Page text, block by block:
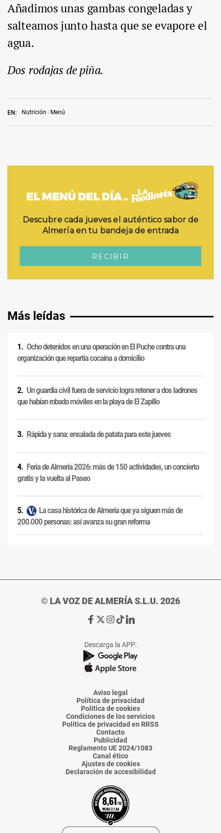
EN: Nutrición Menú
Añadimos unas gambas congeladas y
salteamos junto hasta que se evapore el
agua.
Dos rodajas de piña.
Más leídas
Ocho detenidos en una operación en El Puche contra una
organización que repartía cocaína a domicilio
Un guardia civil fuera de servicio logra retener a dos ladrones
que habían robado móviles en la playa de El Zapillo
Rápida y sana: ensalada de patata para este jueves
Feria de Almería 2026: más de 150 actividades, un concierto
gratis y la vuelta al Paseo
La casa histórica de Almería que ya siguen más de
200.000 personas: así avanza su gran reforma
© LA VOZ DE ALMERÍA S.L.U. 2026
Ir
de
La
Voz
Almería
Ir
de
La
Voz
Almería
Ir
de
La
Voz
Almería
Ir
de
La
Voz
Almería
Ir
de
La
Voz
Descarga la APP:
Aviso legal
Política de privacidad
Política de cookies
Condiciones de los servicios
Política de privacidad en RRSS
Contacto
Publicidad
Reglamento UE 2024/1083
Canal ético
Ajustes de cookies
Declaración de accesibilidad